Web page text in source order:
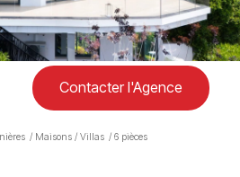
Contacter l'Agence
Maisons / Villas 6 pièces